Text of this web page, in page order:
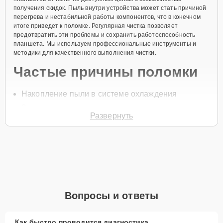
получения скидок. Пыль внутри устройства может стать причиной
перегрева и нестабильной работы компонентов, что в конечном
итоге приведет к поломке. Регулярная чистка позволяет
предотвратить эти проблемы и сохранить работоспособность
планшета. Мы используем профессиональные инструменты и
методики для качественного выполнения чистки.
Частые причины поломки
Накопление пыли в системе охлаждения
Проблемы с контактами из-за пыли
деталей и записи на диагностику и обслуживание.
Развернуть
Вопросы и ответы